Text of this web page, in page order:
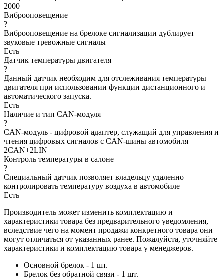
2000
Виброоповещение
?
Виброоповещение на брелоке сигнализации дублирует
звуковые тревожные сигналы
Есть
Датчик температуры двигателя
?
Данный датчик необходим для отслеживания температуры
двигателя при использовании функции дистанционного и
автоматического запуска.
Есть
Наличие и тип CAN-модуля
?
CAN-модуль - цифровой адаптер, служащий для управления и
чтения цифровых сигналов с CAN-шины автомобиля
2CAN+2LIN
Контроль температуры в салоне
?
Специальный датчик позволяет владельцу удаленно
контролировать температуру воздуха в автомобиле
Есть
Производитель может изменить комплектацию и
характеристики товара без предварительного уведомления,
вследствие чего на момент продажи конкретного товара они
могут отличаться от указанных ранее. Пожалуйста, уточняйте
характеристики и комплектацию товара у менеджеров.
Основной брелок - 1 шт.
Брелок без обратной связи - 1 шт.